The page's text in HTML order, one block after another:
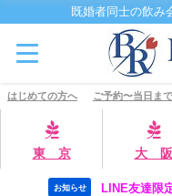
既婚者同士の飲み
はじめての方へ ご予約〜当日まで
東 京 大 阪
お知らせ LINE友達限